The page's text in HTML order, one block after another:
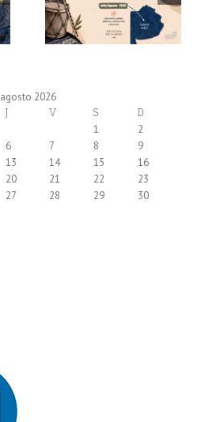
agosto 2026
J V S D
1
2
6 7 8
9
13 14 15
16
20 21 22
23
27 28 29
30